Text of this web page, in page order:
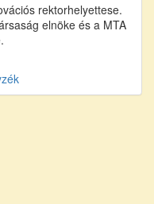
rektorhelyettese.
elnöke és a MTA